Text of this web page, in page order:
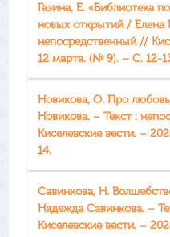
Газина, Е. «Библиотека
новых открытий / Елена
непосредственный //
12 марта. (№ 9). – С. 12-
Новикова, О. Про
Новикова. – Текст :
Киселевские вести. –
14.
Савинкова, Н.
Надежда Савинкова. –
Киселевские вести. –